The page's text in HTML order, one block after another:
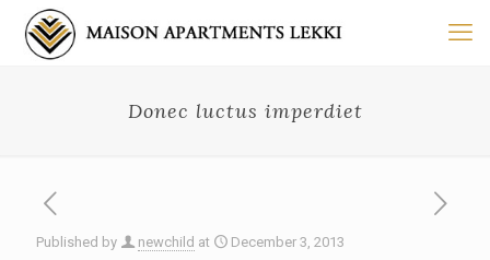
Donec luctus imperdiet
Published by newchild at December 3, 2013